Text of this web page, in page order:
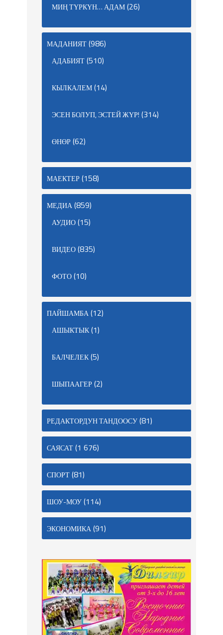
МИҢ ТҮРКҮН… АДАМ(26)
МАДАНИЯТ(986)
АДАБИЯТ(510)
КЫЛКАЛЕМ(14)
ЭСЕН БОЛУП, ЭСТЕЙ ЖҮР! (314)
ӨНӨР(62)
МАЕКТЕР(158)
МЕДИА(859)
АУДИО(15)
ВИДЕО(835)
ФОТО(10)
ПАЙШАМБА(12)
АШЫКТЫК(1)
БАЛЧЕЛЕК(5)
ШЫПААГЕР(2)
РЕДАКТОРДУН ТАНДООСУ(81)
САЯСАТ(1 676)
СПОРТ(81)
ШОУ-МОУ(114)
ЭКОНОМИКА(91)